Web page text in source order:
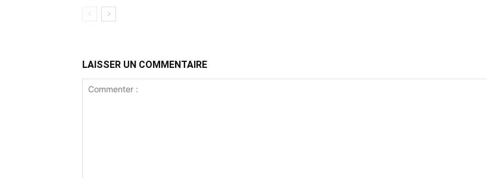
LAISSER UN COMMENTAIRE